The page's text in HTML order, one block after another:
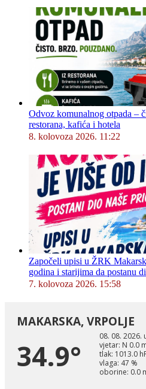
Odvoz komunalnog otpada –
restorana, kafića i hotela
8. kolovoza 2026. 11:22
Započeli upisi u ŽRK
godina i starijima da postanu
7. kolovoza 2026. 15:58